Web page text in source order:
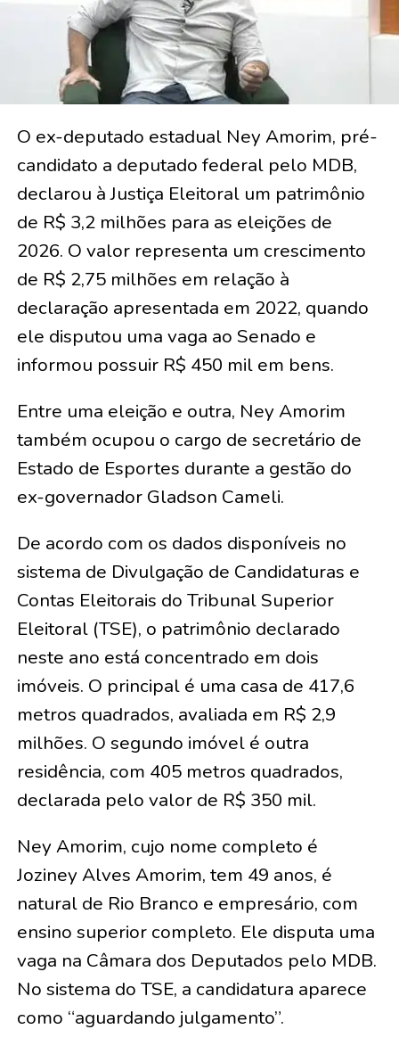
O ex-deputado estadual Ney Amorim, pré-
candidato a deputado federal pelo MDB,
declarou à Justiça Eleitoral um patrimônio
de R$ 3,2 milhões para as eleições de
2026. O valor representa um crescimento
de R$ 2,75 milhões em relação à
declaração apresentada em 2022, quando
ele disputou uma vaga ao Senado e
informou possuir R$ 450 mil em bens.
Entre uma eleição e outra, Ney Amorim
também ocupou o cargo de secretário de
Estado de Esportes durante a gestão do
ex-governador Gladson Cameli.
De acordo com os dados disponíveis no
sistema de Divulgação de Candidaturas e
Contas Eleitorais do Tribunal Superior
Eleitoral (TSE), o patrimônio declarado
neste ano está concentrado em dois
imóveis. O principal é uma casa de 417,6
metros quadrados, avaliada em R$ 2,9
milhões. O segundo imóvel é outra
residência, com 405 metros quadrados,
declarada pelo valor de R$ 350 mil.
Ney Amorim, cujo nome completo é
Joziney Alves Amorim, tem 49 anos, é
natural de Rio Branco e empresário, com
ensino superior completo. Ele disputa uma
vaga na Câmara dos Deputados pelo MDB.
No sistema do TSE, a candidatura aparece
como “aguardando julgamento”.